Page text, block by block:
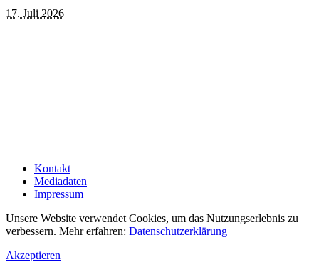
17. Juli 2026
Kontakt
Mediadaten
Impressum
Unsere Website verwendet Cookies, um das Nutzungserlebnis zu
verbessern. Mehr erfahren: Datenschutzerklärung
Akzeptieren